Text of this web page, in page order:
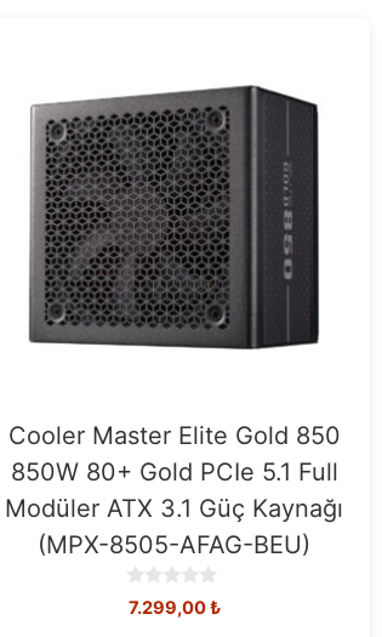
Cooler Master Elite Gold 850
850W 80+ Gold PCIe 5.1 Full
Modüler ATX 3.1 Güç Kaynağı
(MPX-8505-AFAG-BEU)
0
7.299,00₺